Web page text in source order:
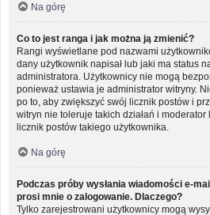
Na górę
Co to jest ranga i jak można ją zmienić?
Rangi wyświetlane pod nazwami
dany użytkownik napisał lub jaki ma status
administratora. Użytkownicy nie mogą
ponieważ ustawia je administrator witryny.
po to, aby zwiększyć swój licznik postów i
witryn nie toleruje takich działań i
licznik postów takiego użytkownika.
Na górę
Podczas próby wysłania wiadomości e-
prosi mnie o zalogowanie. Dlaczego?
Tylko zarejestrowani użytkownicy mogą